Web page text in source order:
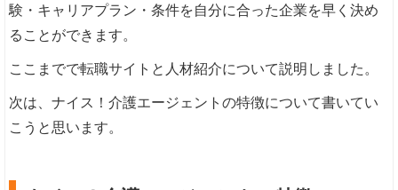
験・キャリアプラン・条件を自分に合った企業を早く決め
ることができます。
ここまでで転職サイトと人材紹介について説明しました。
次は、ナイス！介護エージェントの特徴について書いてい
こうと思います。